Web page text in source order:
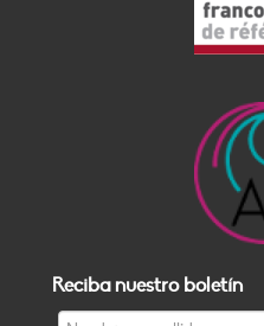
Reciba nuestro boletín